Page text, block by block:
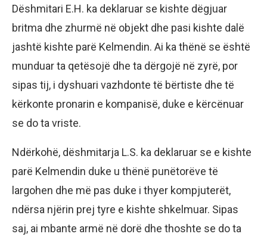
Dëshmitari E.H. ka deklaruar se kishte dëgjuar
britma dhe zhurmë në objekt dhe pasi kishte dalë
jashtë kishte parë Kelmendin. Ai ka thënë se është
munduar ta qetësojë dhe ta dërgojë në zyrë, por
sipas tij, i dyshuari vazhdonte të bërtiste dhe të
kërkonte pronarin e kompanisë, duke e kërcënuar
se do ta vriste.
Ndërkohë, dëshmitarja L.S. ka deklaruar se e kishte
parë Kelmendin duke u thënë punëtorëve të
largohen dhe më pas duke i thyer kompjuterët,
ndërsa njërin prej tyre e kishte shkelmuar. Sipas
saj, ai mbante armë në dorë dhe thoshte se do ta